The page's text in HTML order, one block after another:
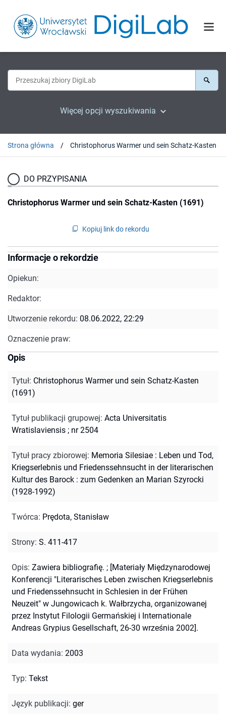
Więcej opcji wyszukiwania
Strona główna
DO PRZYPISANIA
Christophorus Warmer und sein Schatz-Kasten (1691)
Kopiuj link do rekordu
Informacje o rekordzie
Opiekun:
Redaktor:
Utworzenie rekordu: 08.06.2022, 22:29
Oznaczenie praw:
Opis
Tytuł: Christophorus Warmer und sein Schatz-Kasten
(1691)
Tytuł publikacji grupowej: Acta Universitatis
Wratislaviensis ; nr 2504
Tytuł pracy zbiorowej: Memoria Silesiae : Leben und Tod,
Kriegserlebnis und Friedenssehnsucht in der literarischen
Kultur des Barock : zum Gedenken an Marian Szyrocki
(1928-1992)
Twórca: Prędota, Stanisław
Strony: S. 411-417
Opis: Zawiera bibliografię. ; [Materiały Międzynarodowej
Konferencji "Literarisches Leben zwischen Kriegserlebnis
und Friedenssehnsucht in Schlesien in der Frühen
Neuzeit" w Jungowicach k. Wałbrzycha, organizowanej
przez Instytut Filologii Germańskiej i Internationale
Andreas Grypius Gesellschaft, 26-30 września 2002].
Data wydania: 2003
Typ: Tekst
Język publikacji: ger